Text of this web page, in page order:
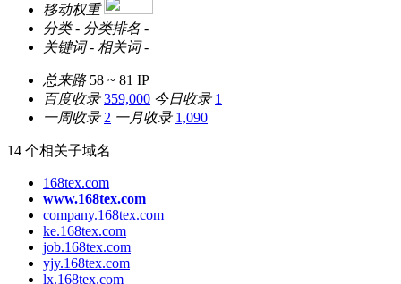
移动权重
分类 - 分类排名 -
关键词 - 相关词 -
总来路 58 ~ 81 IP
百度收录 359,000 今日收录 1
一周收录 2 一月收录 1,090
14 个相关子域名
168tex.com
www.168tex.com
company.168tex.com
ke.168tex.com
job.168tex.com
yjy.168tex.com
lx.168tex.com